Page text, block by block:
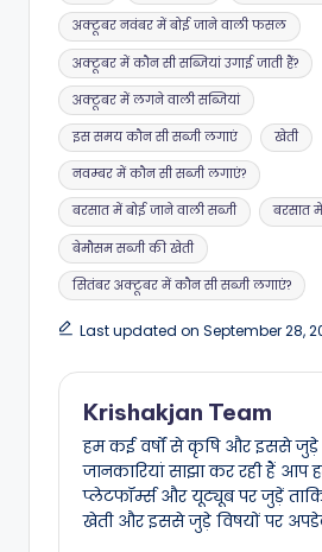
अक्टूबर नवंबर में बोई जाने वाली फसल
अक्टूबर में कौन सी सब्जियां उगाई जाती हैं?
अक्टूबर में लगने वाली सब्जियां
इस समय कौन सी सब्जी लगाएं खेती
नवम्बर में कौन सी सब्जी लगाएं?
बरसात में बोई जाने वाली सब्जी बरसात
बेमौसम सब्जी की खेती
सितंबर अक्टूबर में कौन सी सब्जी लगाएं?
Last updated on September 28,
Krishakjan Team
हम कई वर्षों से कृषि और इससे जुड़े
जानकारियां साझा कर रही हैं आप
प्लेटफॉर्म्स और यूट्यूब पर जुड़ें
खेती और इससे जुड़े विषयों पर